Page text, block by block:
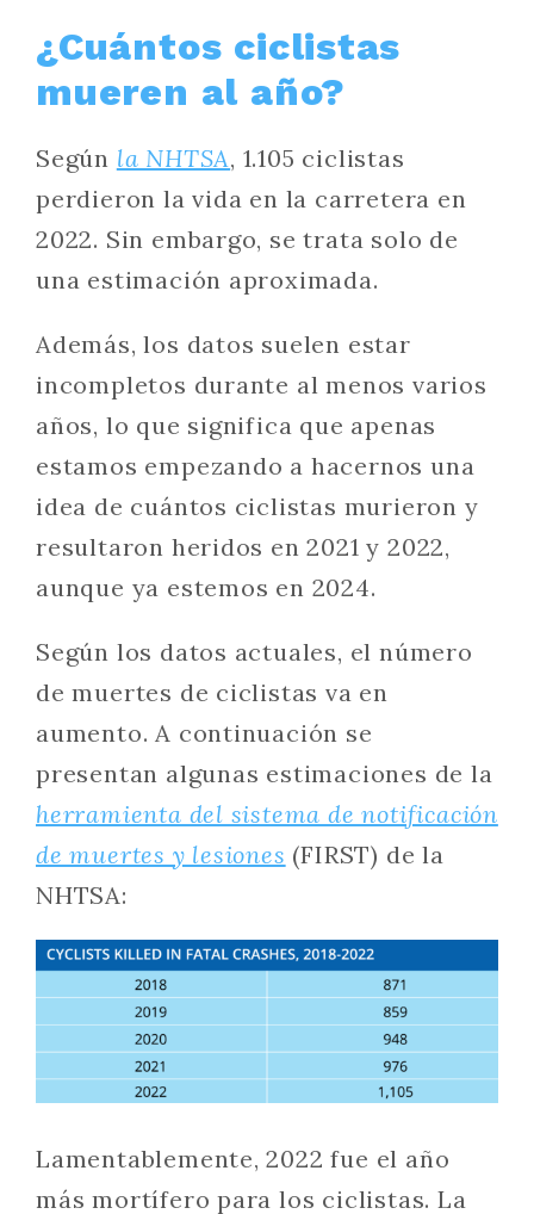
¿Cuántos ciclistas
mueren al año?
Según la NHTSA, 1.105 ciclistas
perdieron la vida en la carretera en
2022. Sin embargo, se trata solo de
una estimación aproximada.
Además, los datos suelen estar
incompletos durante al menos varios
años, lo que significa que apenas
estamos empezando a hacernos una
idea de cuántos ciclistas murieron y
resultaron heridos en 2021 y 2022,
aunque ya estemos en 2024.
Según los datos actuales, el número
de muertes de ciclistas va en
aumento. A continuación se
presentan algunas estimaciones de la
herramienta del sistema de notificación
de muertes y lesiones (FIRST) de la
NHTSA:
Lamentablemente, 2022 fue el año
más mortífero para los ciclistas. La